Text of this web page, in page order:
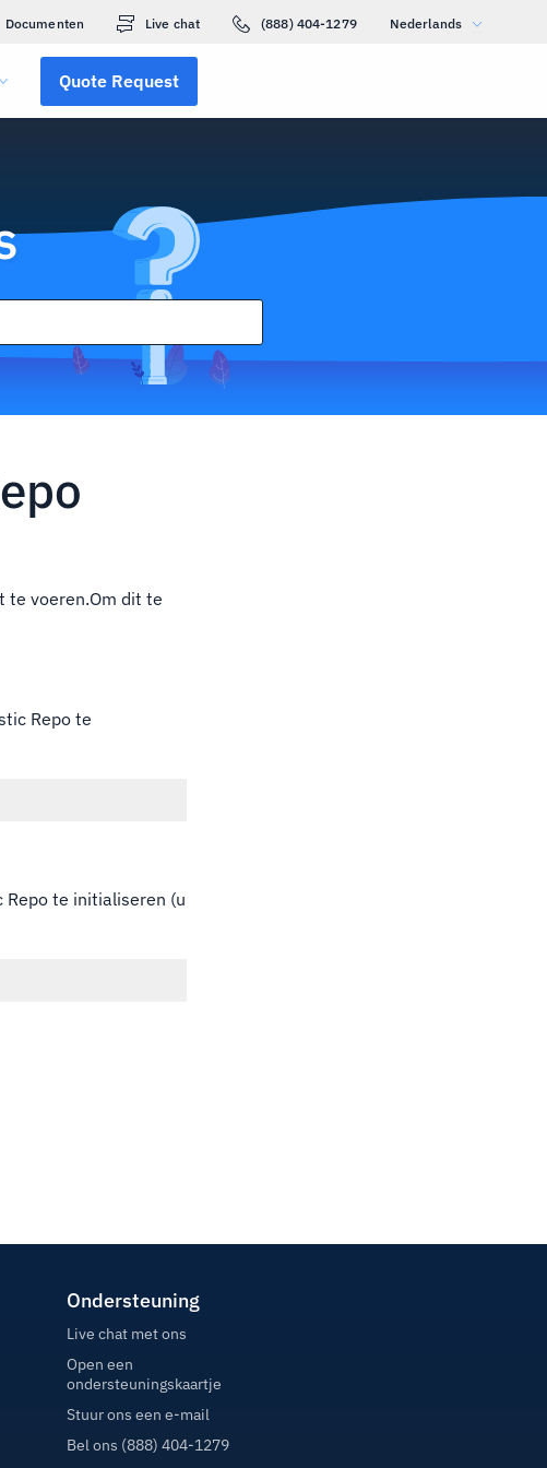
Documenten Live chat (888) 404-1279 Nederlands
Quote Request
te voeren.Om dit te
Repo te
Repo te initialiseren (u
Ondersteuning
Live chat met ons
Open een
ondersteuningskaartje
Stuur ons een e-mail
Bel ons (888) 404-1279